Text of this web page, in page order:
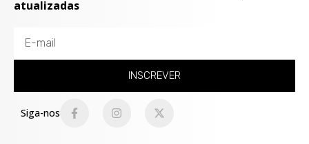
atualizadas
INSCREVER
Siga-nos